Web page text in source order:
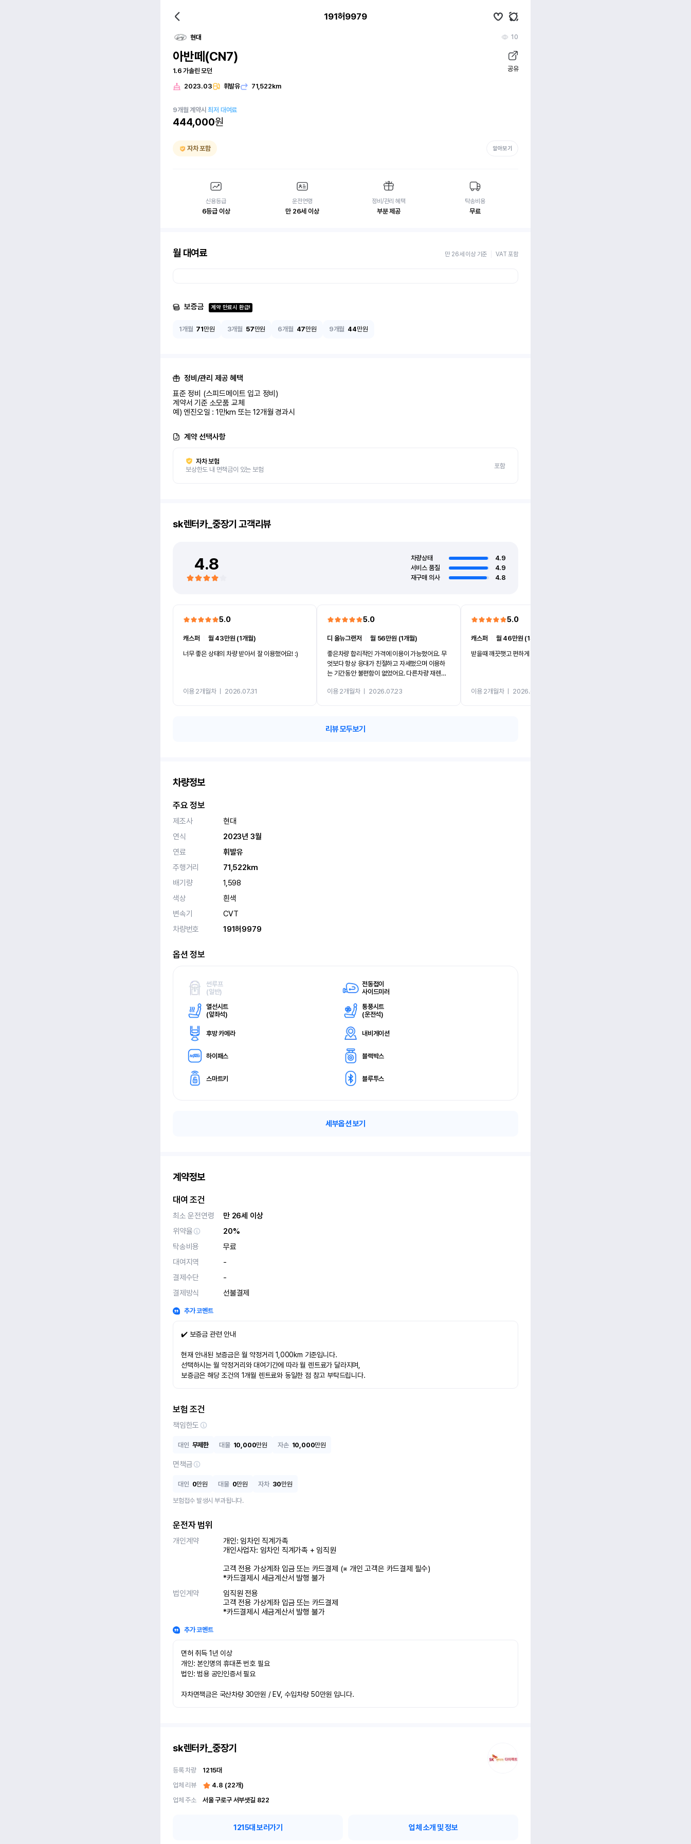
191허9979
현대 10
아반떼(CN7)
1.6 가솔린 모던 공유
2023.03 휘발유 71,522km
9개월 계약시최저 대여료
444,000원
자차 포함 알아보기
신용등급
6등급 이상
운전연령
만 26세 이상
정비/관리 혜택
부분 제공
탁송비용
무료
월 대여료 만 26세 이상 기준 VAT 포함
보증금 계약 만료시 환급!
1개월 71만원 3개월 57만원 6개월 47만원 9개월 44만원
정비/관리 제공 혜택
표준 정비 (스피드메이트 입고 정비)
계약서 기준 소모품 교체
예) 엔진오일 : 1만km 또는 12개월 경과시
계약 선택사항
자차 보험
보상한도 내 면책금이 있는 보험
포함
sk렌터카_중장기 고객리뷰
4.8 차량상태
4.9
서비스 품질
4.9
재구매 의사
4.8
5.0
캐스퍼
월 43만원 (1개월)
너무 좋은 상태의 차량 받아서 잘 이용했어요! :)
이용 2개월차ㅣ 2026.07.31
5.0
디 올뉴그랜저 ㅣ월 56만원 (1개월)
좋은차량 합리적인 가격에 이용이 가능했어요. 무
엇보다 항상 응대가 친절하고 자세했으며 이용하
는 기간동안 불편함이 없었어요. 다른차량 재렌트
카 렌트 고민없이 강추합니다!!
이용 2개월차ㅣ 2026.07.23
5.0
캐스퍼
월 46만원 (1개월)
받을때 깨끗햇고 편하게 잘이용했습니다!
이용 2개월차ㅣ 2026.07.08
리뷰 모두보기
차량정보
주요 정보
제조사
현대
연식
2023년 3월
연료
휘발유
주행거리
71,522km
배기량
1,598
색상
흰색
변속기
CVT
차량번호
191허9979
옵션 정보
썬루프
(일반)
전동접이
사이드미러
열선시트
(앞좌석)
통풍시트
(운전석)
후방 카메라 내비게이션
하이패스 블랙박스
스마트키 블루투스
세부옵션 보기
계약정보
대여 조건
최소 운전연령
만 26세 이상
위약율
20%
탁송비용
무료
대여지역
-
결제수단
-
결제방식
선불결제
추가 코멘트
✔️ 보증금 관련 안내
현재 안내된 보증금은 월 약정거리 1,000km 기준입니다.
선택하시는 월 약정거리와 대여기간에 따라 월 렌트료가 달라지며,
보증금은 해당 조건의 1개월 렌트료와 동일한 점 참고 부탁드립니다.
보험 조건
책임한도
대인 무제한 대물 10,000만원 자손 10,000만원
면책금
대인 0만원 대물 0만원 자차 30만원
보험접수 발생시 부과됩니다.
운전자 범위
개인계약
개인: 임차인 직계가족
개인사업자: 임차인 직계가족 + 임직원
고객 전용 가상계좌 입금 또는 카드결제 (※ 개인 고객은 카드결제 필수)
*카드결제시 세금계산서 발행 불가
법인계약
임직원 전용
고객 전용 가상계좌 입금 또는 카드결제
*카드결제시 세금계산서 발행 불가
추가 코멘트
면허 취득 1년 이상
개인: 본인명의 휴대폰 번호 필요
법인: 범용 공인인증서 필요
자차면책금은 국산차량 30만원 / EV, 수입차량 50만원 입니다.
sk렌터카_중장기
등록 차량 1215대
업체 리뷰
4.8 (22개)
업체 주소
서울 구로구 서부샛길 822
1215대 보러가기 업체 소개 및 정보